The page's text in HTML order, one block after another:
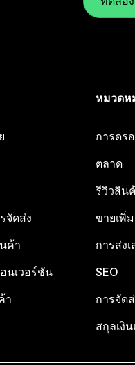
จัดส่ง
ค้า
นเวอร์ชัน
า
หมวดห
การดร
ตลาด
รีวิวสิน
ขายเพิ่
การส่ง
SEO
การจัด
สกุลเงิ